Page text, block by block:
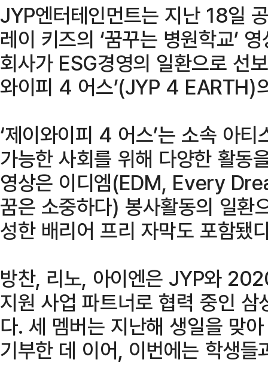
JYP엔터테인먼트는 지난 18일
레이 키즈의 ‘꿈꾸는 병원학교’
회사가 ESG경영의 일환으로 선
와이피 4 어스’(JYP 4 EARTH)
‘제이와이피 4 어스’는 소속 아
가능한 사회를 위해 다양한 활동
영상은 이디엠(EDM, Every
꿈은 소중하다) 봉사활동의 일환
성한 배리어 프리 자막도 포함됐
방찬, 리노, 아이엔은 JYP와
지원 사업 파트너로 협력 중인
다. 세 멤버는 지난해 생일을 맞
기부한 데 이어, 이번에는 학생들